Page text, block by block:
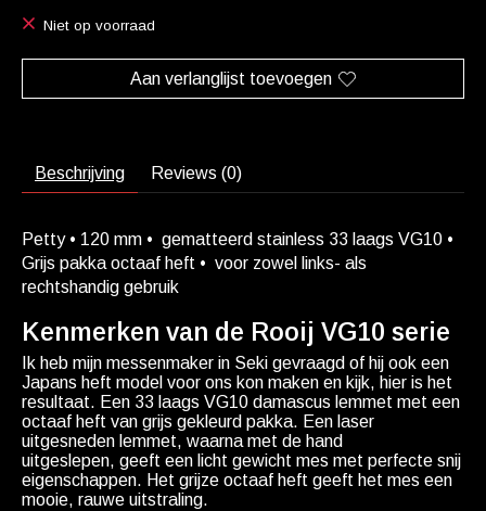
Niet op voorraad
Aan verlanglijst toevoegen
Beschrijving Reviews (0)
Petty • 120 mm • gematteerd stainless 33 laags VG10 •
Grijs pakka octaaf heft • voor zowel links- als
rechtshandig gebruik
Kenmerken van de Rooij VG10 serie
Ik heb mijn messenmaker in Seki gevraagd of hij ook een
Japans heft model voor ons kon maken en kijk, hier is het
resultaat. Een 33 laags VG10 damascus lemmet met een
octaaf heft van grijs gekleurd pakka. Een laser
uitgesneden lemmet, waarna met de hand
uitgeslepen, geeft een licht gewicht mes met perfecte snij
eigenschappen. Het grijze octaaf heft geeft het mes een
mooie, rauwe uitstraling.